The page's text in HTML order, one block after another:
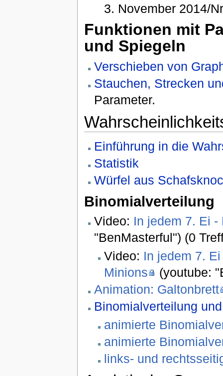
3. November 2014/
Funktionen mit
und Spiegeln
Verschieben von
Stauchen, Strecken
Parameter.
Einführung in die
Statistik
Würfel aus
Binomialverteilung
Video: In jedem 7. Ei -
"BenMasterful") (0
Video: In jedem 7.
Minions
(youtube:
Animation: Galtonbrett
Binomialverteilung
animierte
animierte
links- und